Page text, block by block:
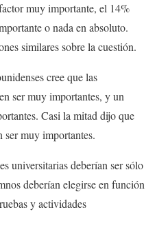
muy importante, el 14%
o nada en absoluto.
similares sobre la cuestión.
cree que las
ser muy importantes, y un
Casi la mitad dijo que
ser muy importantes.
universitarias deberían ser sólo
deberían elegirse en función
y actividades